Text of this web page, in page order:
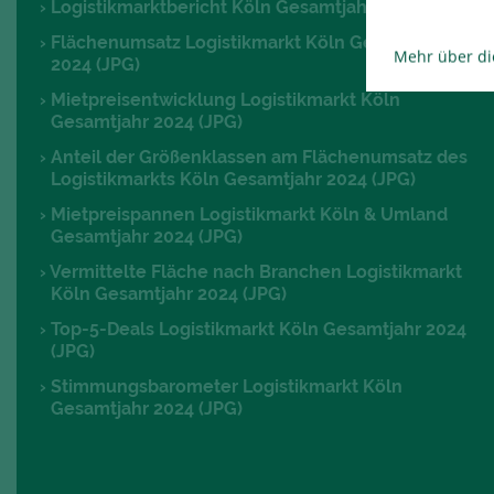
Logistikmarktbericht Köln Gesamtjahr 2024 (PDF)
Flächenumsatz Logistikmarkt Köln Gesamtjahr
2024 (JPG)
Mietpreisentwicklung Logistikmarkt Köln
Gesamtjahr 2024 (JPG)
Anteil der Größenklassen am Flächenumsatz des
Logistikmarkts Köln Gesamtjahr 2024 (JPG)
Mietpreispannen Logistikmarkt Köln & Umland
Gesamtjahr 2024 (JPG)
Vermittelte Fläche nach Branchen Logistikmarkt
Köln Gesamtjahr 2024 (JPG)
Top-5-Deals Logistikmarkt Köln Gesamtjahr 2024
(JPG)
Stimmungsbarometer Logistikmarkt Köln
Gesamtjahr 2024 (JPG)
Mehr über